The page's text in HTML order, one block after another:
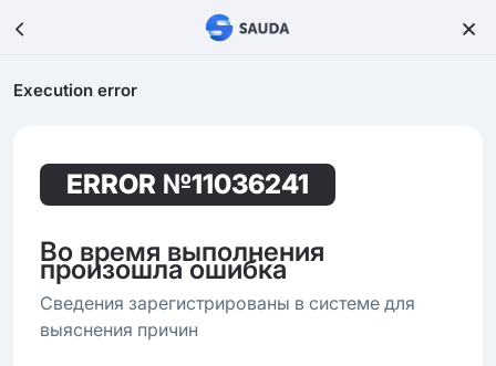
Execution error
ERROR №11036241
Во время выполнения
произошла ошибка
Сведения зарегистрированы в системе для
выяснения причин